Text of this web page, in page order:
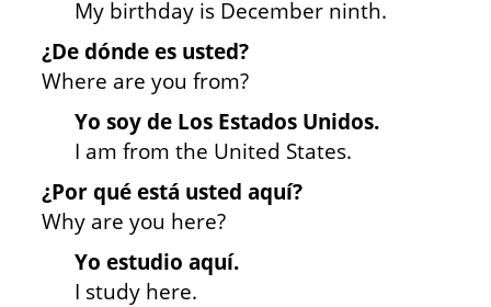
My birthday is December ninth.
¿De dónde es usted?
Where are you from?
Yo soy de Los Estados Unidos.
I am from the United States.
¿Por qué está usted aquí?
Why are you here?
Yo estudio aquí.
I study here.